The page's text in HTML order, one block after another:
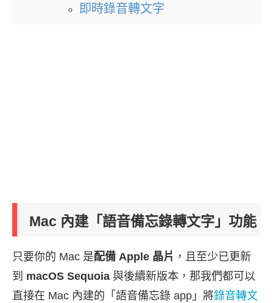
即時錄音轉文字
Mac 內建「語音備忘錄轉文字」功能
只要你的 Mac 是配備 Apple 晶片 ，且至少已更新
到 macOS Sequoia 與後續新版本，那我們都可以
直接在 Mac 內建的「語音備忘錄 app」將錄音轉文